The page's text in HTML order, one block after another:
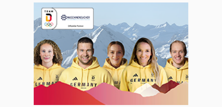
Lenkachse
Neophot 2
Schramm Und Lichner
Tur 560